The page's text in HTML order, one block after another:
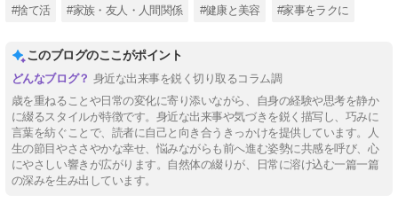
#捨て活 #家族・友人・人間関係 #健康と美容 #家事をラクに
このブログのここがポイント
身近な出来事を鋭く切り取るコラム調
歳を重ねることや日常の変化に寄り添いながら、自身の経験や思考を静か
に綴るスタイルが特徴です。身近な出来事や気づきを鋭く描写し、巧みに
言葉を紡ぐことで、読者に自己と向き合うきっかけを提供しています。人
生の節目やささやかな幸せ、悩みながらも前へ進む姿勢に共感を呼び、心
にやさしい響きが広がります。自然体の綴りが、日常に溶け込む一篇一篇
の深みを生み出しています。